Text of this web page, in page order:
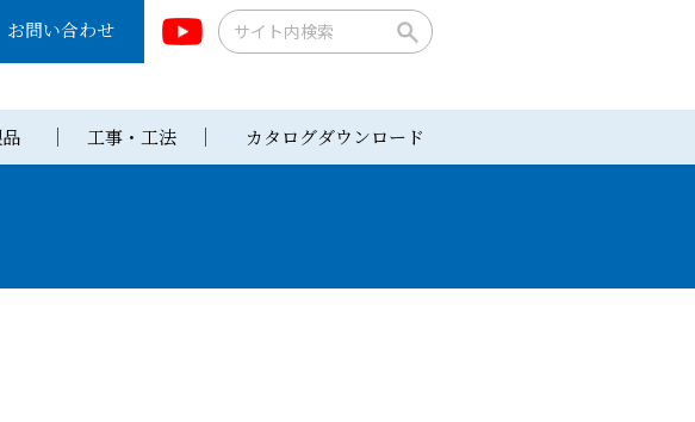
お問い合わせ
工事・工法 カタログダウンロード